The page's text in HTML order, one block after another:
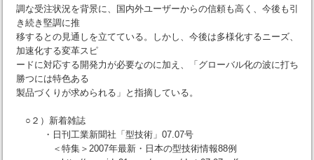
調な受注状況を背景に、国内外ユーザーからの信頼も高く、今後も引
き続き堅調に推
移するとの見通しを立てている。しかし、今後は多様化するニーズ、
加速化する変革スピ
ードに対応する開発力が必要なのに加え、「グローバル化の波に打ち
勝つには特色ある
製品づくりが求められる」と指摘している。
○２）新着雑誌
・日刊工業新聞社「型技術」07.07号
＜特集＞2007年最新・日本の型技術情報88例